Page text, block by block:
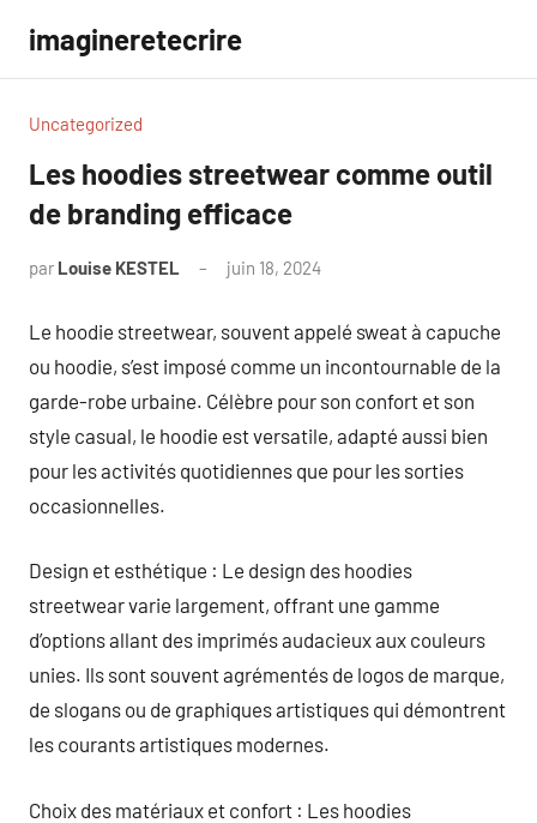
contenu
imagineretecrire
Uncategorized
Les hoodies streetwear comme outil
de branding efficace
par Louise KESTEL juin 18, 2024
Le hoodie streetwear, souvent appelé sweat à capuche
ou hoodie, s’est imposé comme un incontournable de la
garde-robe urbaine. Célèbre pour son confort et son
style casual, le hoodie est versatile, adapté aussi bien
pour les activités quotidiennes que pour les sorties
occasionnelles.
Design et esthétique : Le design des hoodies
streetwear varie largement, offrant une gamme
d’options allant des imprimés audacieux aux couleurs
unies. Ils sont souvent agrémentés de logos de marque,
de slogans ou de graphiques artistiques qui démontrent
les courants artistiques modernes.
Choix des matériaux et confort : Les hoodies